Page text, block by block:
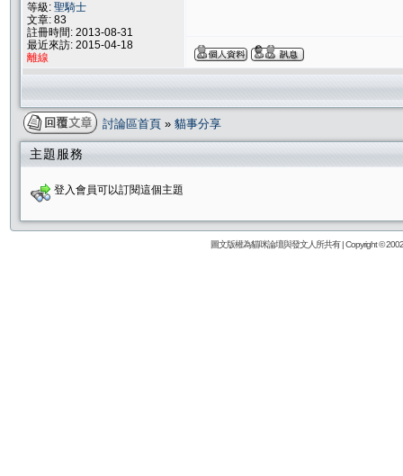
等級: 聖騎士
文章: 83
註冊時間: 2013-08-31
最近來訪: 2015-04-18
離線
討論區首頁 » 貓事分享
主題服務
登入會員可以訂閱這個主題
圖文版權為貓咪論壇與發文人所共有 | Copyright ©